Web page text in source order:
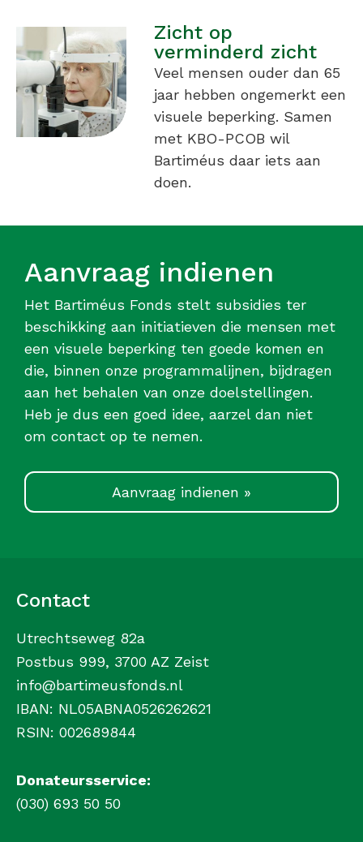
Zicht op
verminderd zicht
Veel mensen ouder dan 65
jaar hebben ongemerkt een
visuele beperking. Samen
met KBO-PCOB wil
Bartiméus daar iets aan
doen.
Aanvraag indienen
Het Bartiméus Fonds stelt subsidies ter
beschikking aan initiatieven die mensen met
een visuele beperking ten goede komen en
die, binnen onze programmalijnen, bijdragen
aan het behalen van onze doelstellingen.
Heb je dus een goed idee, aarzel dan niet
om contact op te nemen.
Aanvraag indienen »
Contact
Utrechtseweg 82a
Postbus 999, 3700 AZ Zeist
info@bartimeusfonds.nl
IBAN: NL05ABNA0526262621
RSIN: 002689844
Donateursservice:
(030) 693 50 50